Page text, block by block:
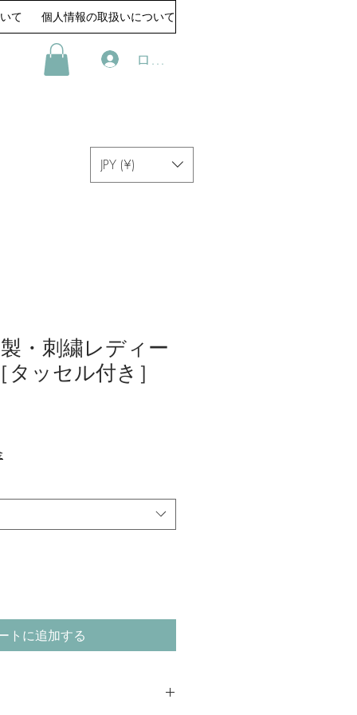
て 個人情報の取扱いについて
ログイン
JPY (¥)
・刺繍レディー
ッセル付き］
トに追加する